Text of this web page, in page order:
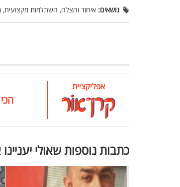
נושאים: איחוד והצלה, השתלמות
אפליקציית
כתבות נוספות שאולי